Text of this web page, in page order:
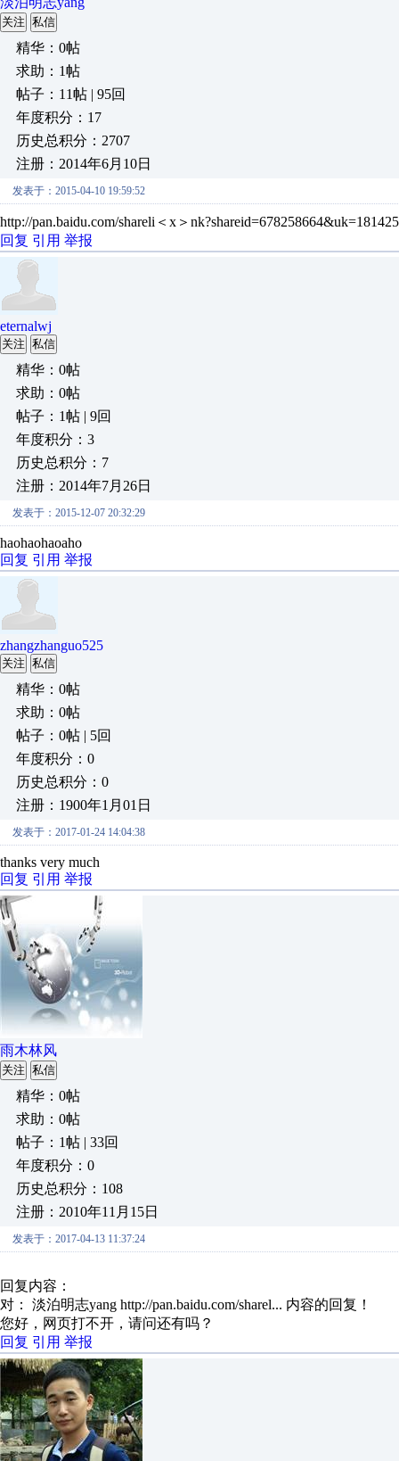
关注 私信
精华：0帖
求助：1帖
帖子：11帖 | 95回
年度积分：17
历史总积分：2707
注册：2014年6月10日
发表于：2015-04-10 19:59:52
http://pan.baidu.com/shareli＜x＞
回复 引用 举报
eternalwj
关注 私信
精华：0帖
求助：0帖
帖子：1帖 | 9回
年度积分：3
历史总积分：7
注册：2014年7月26日
发表于：2015-12-07 20:32:29
haohaohaoaho
回复 引用 举报
zhangzhanguo525
关注 私信
精华：0帖
求助：0帖
帖子：0帖 | 5回
年度积分：0
历史总积分：0
注册：1900年1月01日
发表于：2017-01-24 14:04:38
thanks very much
回复 引用 举报
雨木林风
关注 私信
精华：0帖
求助：0帖
帖子：1帖 | 33回
年度积分：0
历史总积分：108
注册：2010年11月15日
发表于：2017-04-13 11:37:24
回复内容：
对： 淡泊明志yang http://pan.baidu.com/sharel... 内容的回复！
您好，网页打不开，请问还有吗？
回复 引用 举报